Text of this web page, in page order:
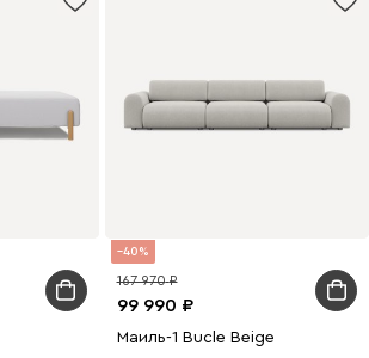
40
99 990
167 970
Маиль-1 Bucle Beige